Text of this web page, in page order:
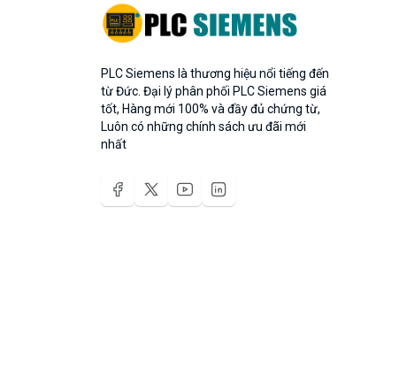
PLC Siemens là thương hiệu nổi tiếng đến
từ Đức. Đại lý phân phối PLC Siemens giá
tốt, Hàng mới 100% và đầy đủ chứng từ,
Luôn có những chính sách ưu đãi mới
nhất